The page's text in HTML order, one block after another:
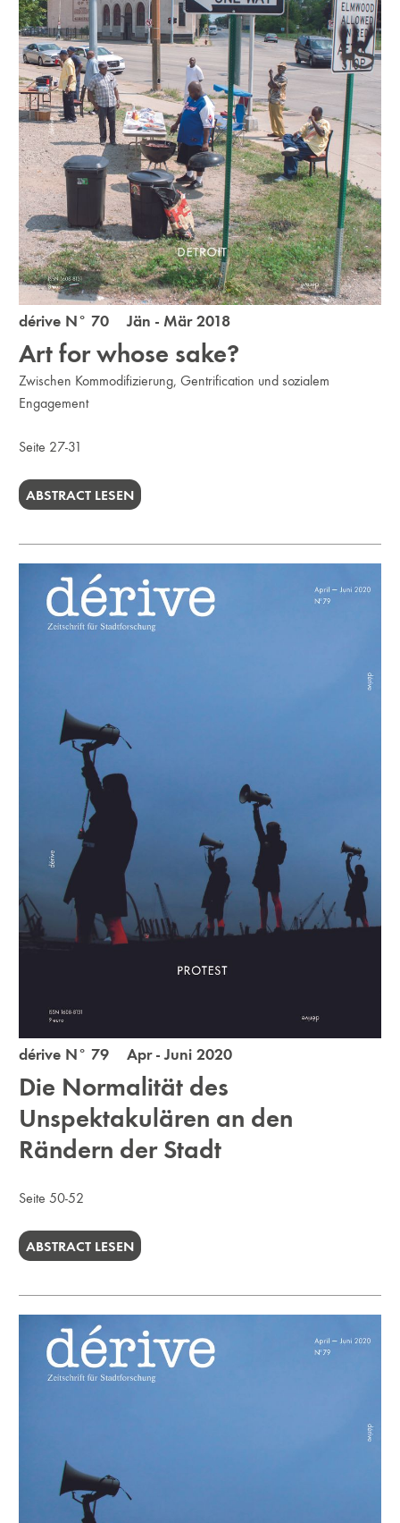
dérive N° 70 Jän - Mär 2018
Art for whose sake?
Zwischen Kommodifizierung, Gentrification und sozialem
Engagement
Seite 27-31
ABSTRACT LESEN
dérive N° 79 Apr - Juni 2020
Die Normalität des
Unspektakulären an den
Rändern der Stadt
Seite 50-52
ABSTRACT LESEN